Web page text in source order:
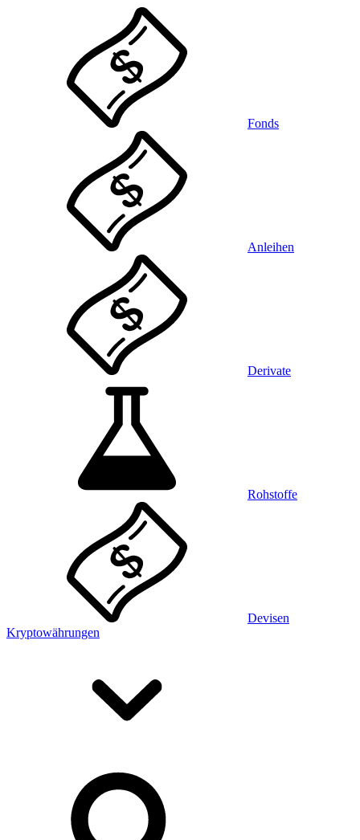
Fonds
Anleihen
Derivate
Rohstoffe
Devisen
Kryptowährungen